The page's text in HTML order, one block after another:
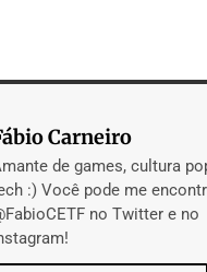
Carneiro
de games, cultura
:) Você pode me
no Twitter e no